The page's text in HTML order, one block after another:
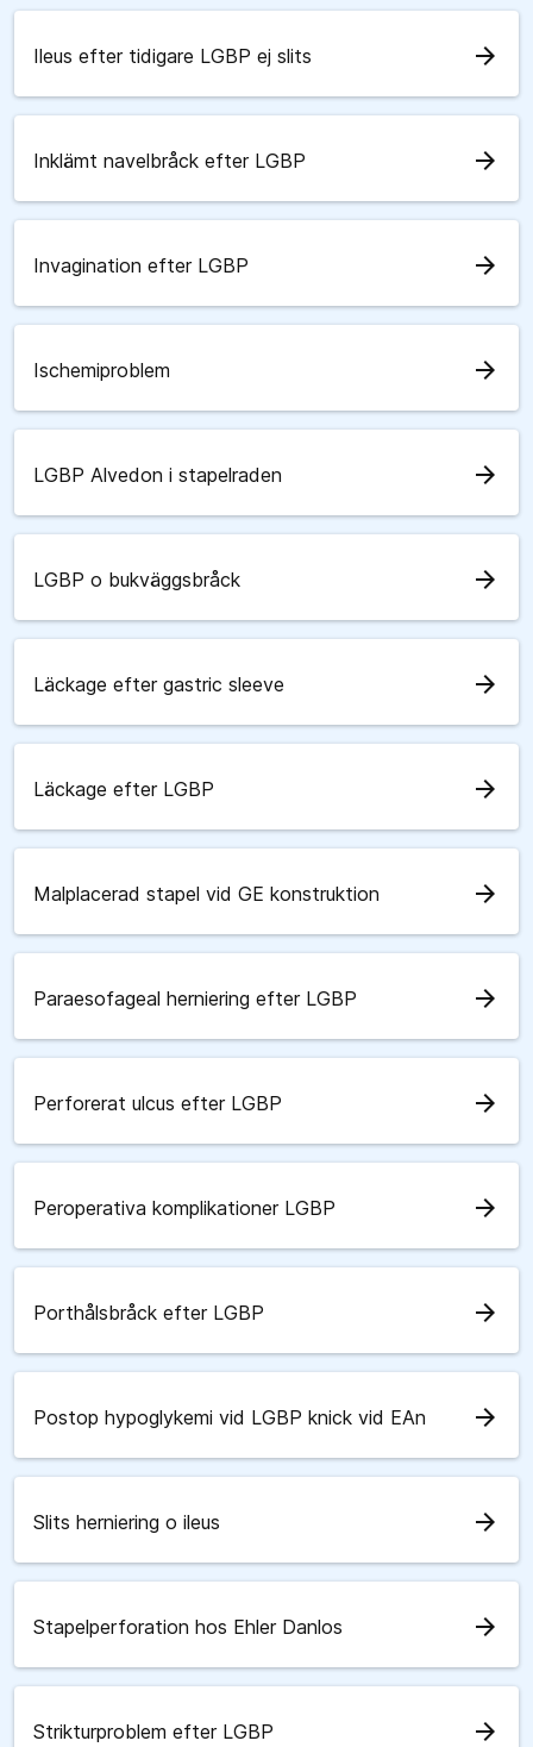
Ileus efter tidigare LGBP ej slits arrow_forward
Inklämt navelbråck efter LGBP arrow_forward
Invagination efter LGBP arrow_forward
Ischemiproblem arrow_forward
LGBP Alvedon i stapelraden arrow_forward
LGBP o bukväggsbråck arrow_forward
Läckage efter gastric sleeve arrow_forward
Läckage efter LGBP arrow_forward
Malplacerad stapel vid GE konstruktion arrow_forward
Paraesofageal herniering efter LGBP arrow_forward
Perforerat ulcus efter LGBP arrow_forward
Peroperativa komplikationer LGBP arrow_forward
Porthålsbråck efter LGBP arrow_forward
Postop hypoglykemi vid LGBP knick vid EAn arrow_forward
Slits herniering o ileus arrow_forward
Stapelperforation hos Ehler Danlos arrow_forward
Strikturproblem efter LGBP arrow_forward